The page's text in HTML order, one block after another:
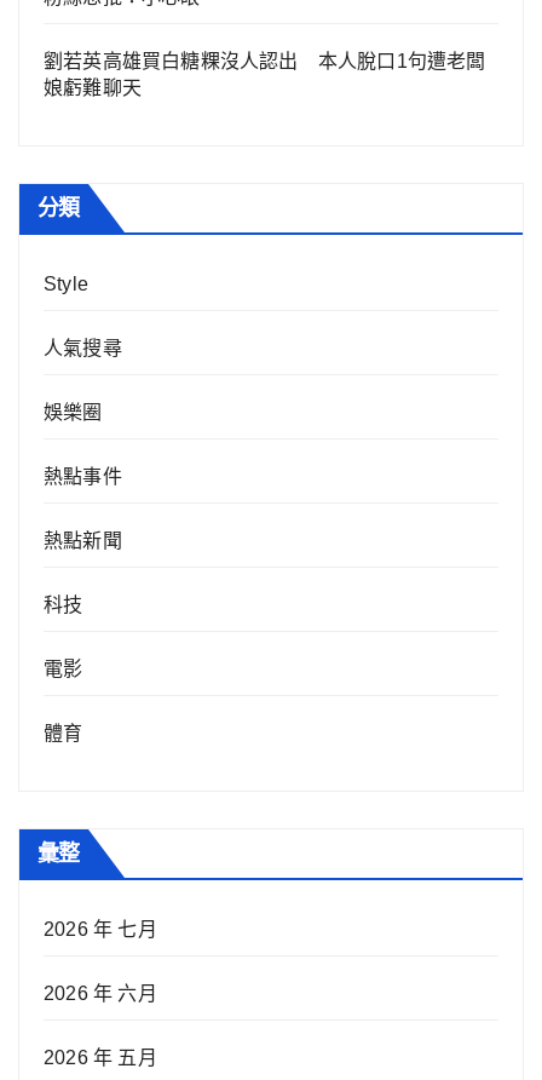
劉若英高雄買白糖粿沒人認出 本人脫口1句遭老闆
娘虧難聊天
分類
Style
人氣搜尋
娛樂圈
熱點事件
熱點新聞
科技
電影
體育
彙整
2026 年 七月
2026 年 六月
2026 年 五月